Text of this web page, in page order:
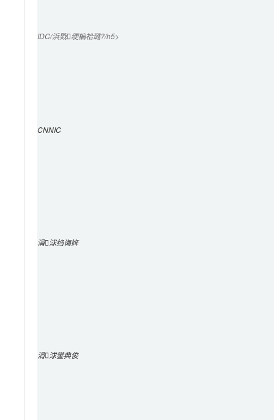
IDC/浜戣绠楄祫璐?/h5>
CNNIC
涓浗绉诲姩
涓浗鐢典俊